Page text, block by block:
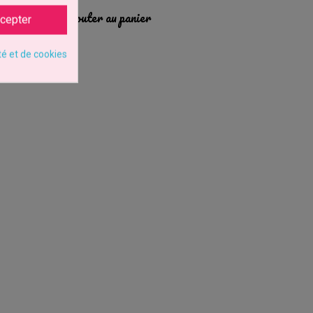
Ajouter au panier
et de cookies